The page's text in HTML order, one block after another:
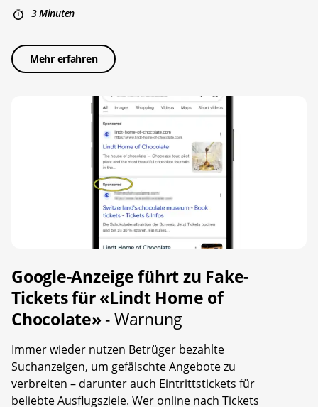
3 Minuten
Mehr erfahren
Google-Anzeige führt zu Fake-
Tickets für «Lindt Home of
Chocolate»- Warnung
Immer wieder nutzen Betrüger bezahlte
Suchanzeigen, um gefälschte Angebote zu
verbreiten – darunter auch Eintrittstickets für
beliebte Ausflugsziele. Wer online nach Tickets